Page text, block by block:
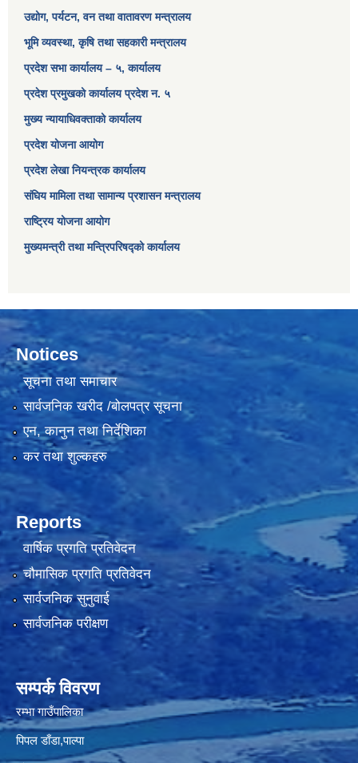
उद्योग, पर्यटन, वन तथा वातावरण मन्त्रालय
भूमि व्यवस्था, कृषि तथा सहकारी मन्त्रालय
प्रदेश सभा कार्यालय – ५, कार्यालय
प्रदेश प्रमुखको कार्यालय प्रदेश न. ५
मुख्य न्यायाधिवक्ताको कार्यालय
प्रदेश योजना आयोग
प्रदेश लेखा नियन्त्रक कार्यालय
संघिय मामिला तथा सामान्य प्रशासन मन्त्रालय
राष्ट्रिय योजना आयोग
मुख्यमन्त्री तथा मन्त्रिपरिषद्को कार्यालय
Notices
सूचना तथा समाचार
सार्वजनिक खरीद /बोलपत्र सूचना
एन, कानुन तथा निर्देशिका
कर तथा शुल्कहरु
Reports
वार्षिक प्रगति प्रतिवेदन
चौमासिक प्रगति प्रतिवेदन
सार्वजनिक सुनुवाई
सार्वजनिक परीक्षण
सम्पर्क विवरण
रम्भा गाउँपालिका
पिपल डाँडा,पाल्पा